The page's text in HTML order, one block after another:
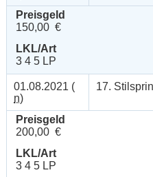
Preisgeld
150,00 €
LKL/Art
3 4 5 LP
01.08.2021 (
n)
17.
Preisgeld
200,00 €
LKL/Art
3 4 5 LP